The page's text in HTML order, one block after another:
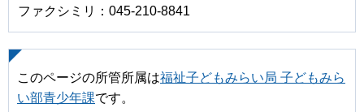
ファクシミリ：045-210-8841
このページの所管所属は福祉子どもみらい局 子どもみら
い部青少年課です。